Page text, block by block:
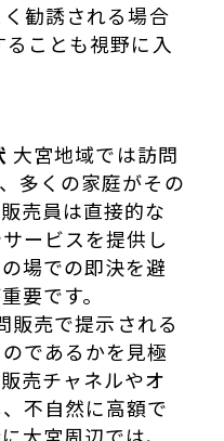
勧誘される場合
ことも視野に入
大宮地域では訪問
多くの家庭がその
売員は直接的な
ービスを提供し
場での即決を避
要です。
販売で提示される
であるかを見極
売チャネルやオ
不自然に高額で